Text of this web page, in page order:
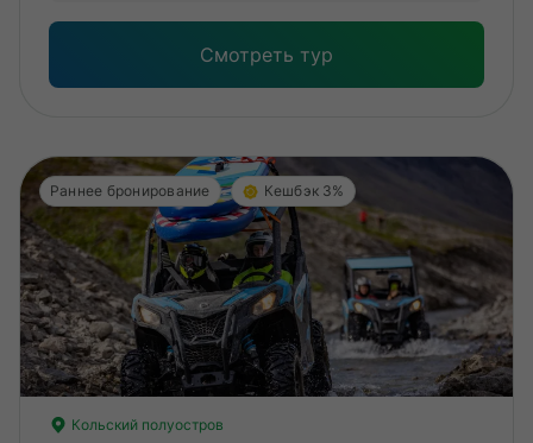
Смотреть тур
Раннее бронирование Кешбэк 3%
Кольский полуостров